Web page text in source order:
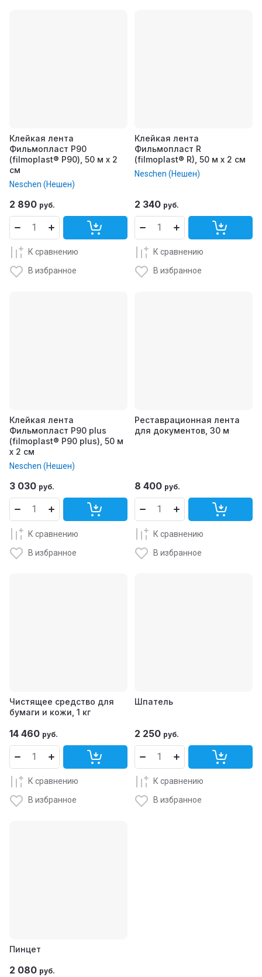
Клейкая лента
Фильмопласт Р90
(filmoplast® P90), 50 м x 2
см
Neschen (Нешен)
2 890 руб.
К сравнению
В избранное
Клейкая лента
Фильмопласт R
(filmoplast® R), 50 м x 2 см
Neschen (Нешен)
2 340 руб.
К сравнению
В избранное
Клейкая лента
Фильмопласт Р90 plus
(filmoplast® P90 plus), 50 м
x 2 см
Neschen (Нешен)
3 030 руб.
К сравнению
В избранное
Реставрационная лента
для документов, 30 м
8 400 руб.
К сравнению
В избранное
Чистящее средство для
бумаги и кожи, 1 кг
14 460 руб.
К сравнению
В избранное
Шпатель
2 250 руб.
К сравнению
В избранное
Пинцет
2 080 руб.